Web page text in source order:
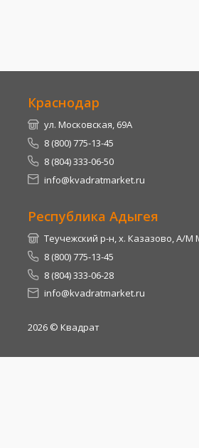
Краснодар
ул. Московская, 69А
8 (800) 775-13-45
8 (804) 333-06-50
info@kvadratmarket.ru
Республика Адыгея
Теучежский р-н, х. Казазово, А/
8 (800) 775-13-45
8 (804) 333-06-28
info@kvadratmarket.ru
2026 © Квадрат